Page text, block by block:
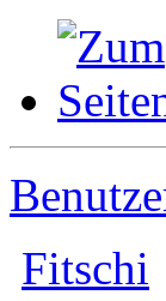
Fitschi